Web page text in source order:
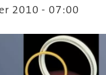
2010 - 07:00